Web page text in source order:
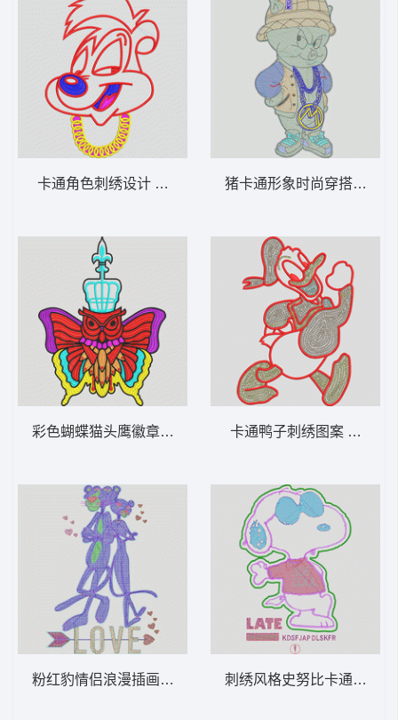
卡通角色刺绣设计 兔子
彩色蝴蝶猫头鹰徽章 猫头鹰
粉红豹情侣浪漫插画 毛巾绣迪斯尼跳跳虎
猪卡通形象时尚穿搭 毛巾
卡通鸭子刺绣图案 亮片唐
刺绣风格史努比卡通形象